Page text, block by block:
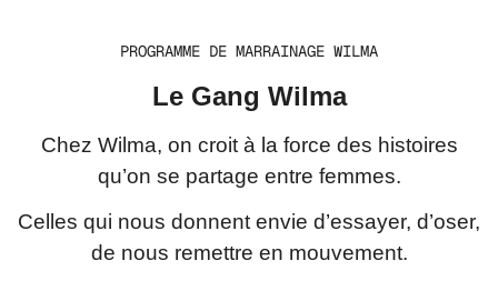
PROGRAMME DE MARRAINAGE WILMA
Le Gang Wilma
Chez Wilma, on croit à la force des histoires
qu’on se partage entre femmes.
Celles qui nous donnent envie d’essayer, d’oser,
de nous remettre en mouvement.